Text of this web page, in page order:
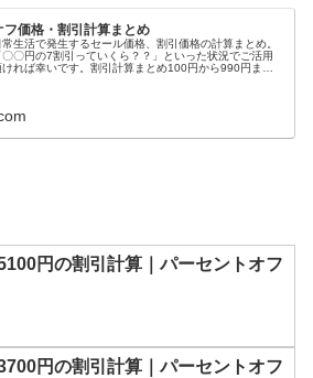
フ価格・割引計算まとめ
常生活で発生するセール価格、割引価格の計算まとめ。
〇〇円の7割引っていくら？？」といった状況でご活用
ければ幸いです。割引計算まとめ100円から990円まで
円の割引計算｜パーセントオフ
円の割引計算｜パーセントオフ